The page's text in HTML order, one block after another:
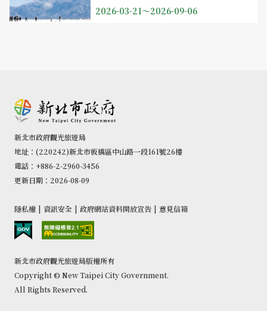
2026-03-21～2026-09-06
新北市政府觀光旅遊局
地址：(220242)新北市板橋區中山路一段161號26樓
電話：+886-2-2960-3456
更新日期：2026-08-09
隱私權 資訊安全 政府網站資料開放宣告 意見信箱
新北市政府觀光旅遊局版權所有
Copyright © New Taipei City Government.
All Rights Reserved.